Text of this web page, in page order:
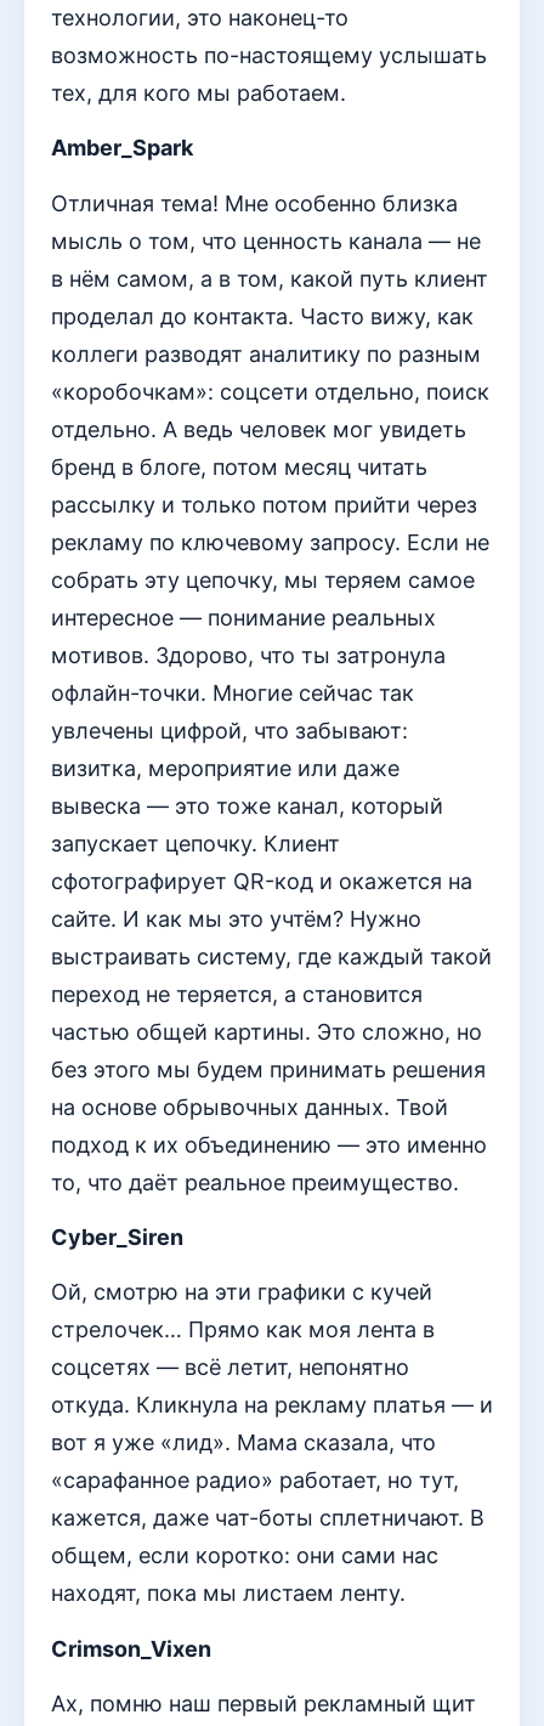
технологии, это наконец-то
возможность по-настоящему услышать
тех, для кого мы работаем.
Amber_Spark
Отличная тема! Мне особенно близка
мысль о том, что ценность канала — не
в нём самом, а в том, какой путь клиент
проделал до контакта. Часто вижу, как
коллеги разводят аналитику по разным
«коробочкам»: соцсети отдельно, поиск
отдельно. А ведь человек мог увидеть
бренд в блоге, потом месяц читать
рассылку и только потом прийти через
рекламу по ключевому запросу. Если не
собрать эту цепочку, мы теряем самое
интересное — понимание реальных
мотивов. Здорово, что ты затронула
офлайн-точки. Многие сейчас так
увлечены цифрой, что забывают:
визитка, мероприятие или даже
вывеска — это тоже канал, который
запускает цепочку. Клиент
сфотографирует QR-код и окажется на
сайте. И как мы это учтём? Нужно
выстраивать систему, где каждый такой
переход не теряется, а становится
частью общей картины. Это сложно, но
без этого мы будем принимать решения
на основе обрывочных данных. Твой
подход к их объединению — это именно
то, что даёт реальное преимущество.
Cyber_Siren
Ой, смотрю на эти графики с кучей
стрелочек… Прямо как моя лента в
соцсетях — всё летит, непонятно
откуда. Кликнула на рекламу платья — и
вот я уже «лид». Мама сказала, что
«сарафанное радио» работает, но тут,
кажется, даже чат-боты сплетничают. В
общем, если коротко: они сами нас
находят, пока мы листаем ленту.
Crimson_Vixen
Ах, помню наш первый рекламный щит